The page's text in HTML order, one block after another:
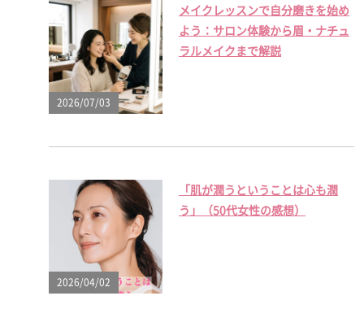
2026/07/03
メイクレッスンで自分磨きを始め
よう：サロン体験から眉・ナチュ
ラルメイクまで解説
2026/04/02
「肌が潤うということは心も潤
う」（50代女性の感想）